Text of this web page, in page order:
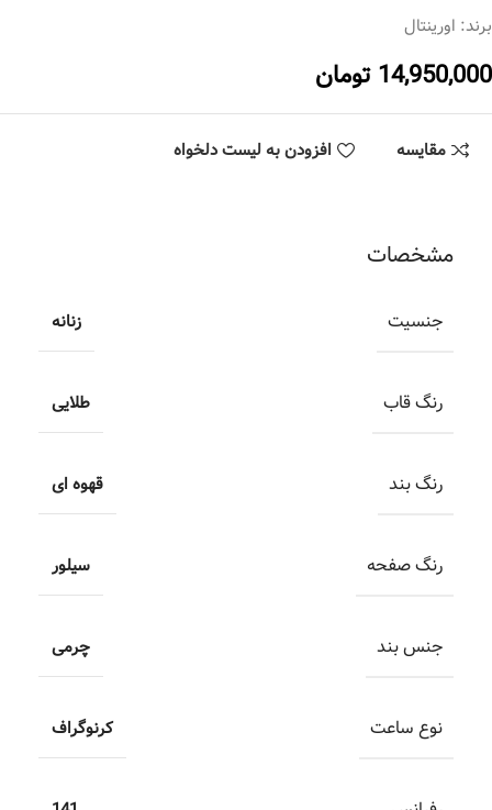
برند: اورینتال
14,950,000 تومان
مقایسه افزودن به لیست دلخواه
مشخصات
جنسیت زنانه
رنگ قاب طلایی
رنگ بند قهوه ای
رنگ صفحه سیلور
جنس بند چرمی
نوع ساعت کرنوگراف